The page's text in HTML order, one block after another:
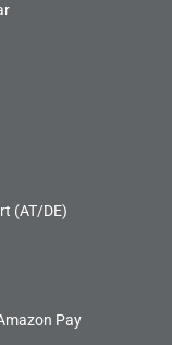
(AT/DE)
Pay